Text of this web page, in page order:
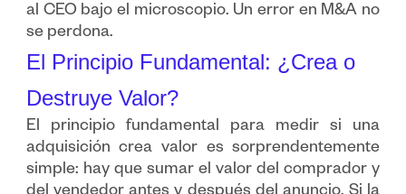
al CEO bajo el microscopio. Un error en M&A no
se perdona.
El Principio Fundamental: ¿Crea o
Destruye Valor?
El principio fundamental para medir si una
adquisición crea valor es sorprendentemente
simple: hay que sumar el valor del comprador y